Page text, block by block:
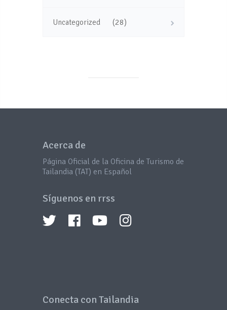
Uncategorized (28)
Acerca de
Página Oficial de la Oficina de Turismo de
Tailandia (TAT) en Español
Síguenos en rrss
Conecta con Tailandia